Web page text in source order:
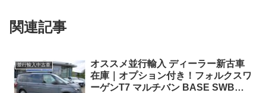
関連記事
並行輸入中古車
オススメ並行輸入 ディーラー新古車
在庫｜オプション付き！フォルクスワ
ーゲンT7 マルチバン BASE SWB